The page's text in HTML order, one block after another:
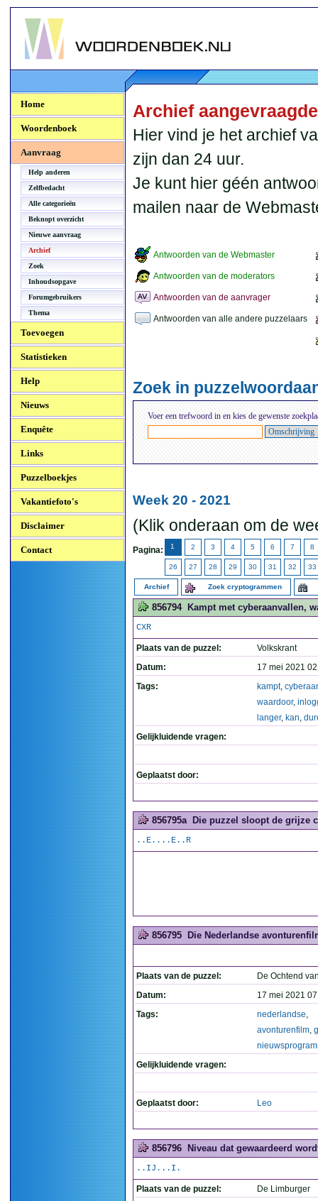
Woordenboek.NU
Home
Woordenboek
Aanvraag
Help anderen
Zelfbedacht
Alle categorieën
Beknopt overzicht
Nieuwe aanvraag
Archief
Zoek
Inhoudsopgave
Forumgebruikers
Thema
Toevoegen
Statistieken
Help
Nieuws
Enquête
Links
Puzzelboekjes
Vakantiefoto's
Disclaimer
Contact
Archief
Hier vind je het archief
zijn dan 24 uur.
Je kunt hier géén
mailen naar de
Antwoorden van de Webmaster
Antwoorden van de moderators
Antwoorden van de aanvrager
Antwoorden van alle andere puzzelaars
Zoek in
Voer een trefwoord in en kies de gewenste
Week 20 - 2021
(Klik onderaan om de
Pagina: 1 2 3 4 5 6 7 8
26 27 28 29 30 31 32 33
Archief Zoek cryptogrammen
856794 Kampt met cyberaanvallen,
CXR
Plaats van de puzzel:
Volkskrant
Datum:
17 mei 2021
Tags:
kampt,
waardoor,
langer, kan,
Gelijkluidende vragen:
Geplaatst door:
856795a Die puzzel sloopt de grijze
..E....E..R
856795 Die Nederlandse
Plaats van de puzzel:
De Ochtend
Datum:
17 mei 2021
Tags:
nederlandse,
avonturenfilm,
Gelijkluidende vragen:
Geplaatst door: Leo
856796 Niveau dat gewaardeerd
..IJ...I.
Plaats van de puzzel:
De Limburger